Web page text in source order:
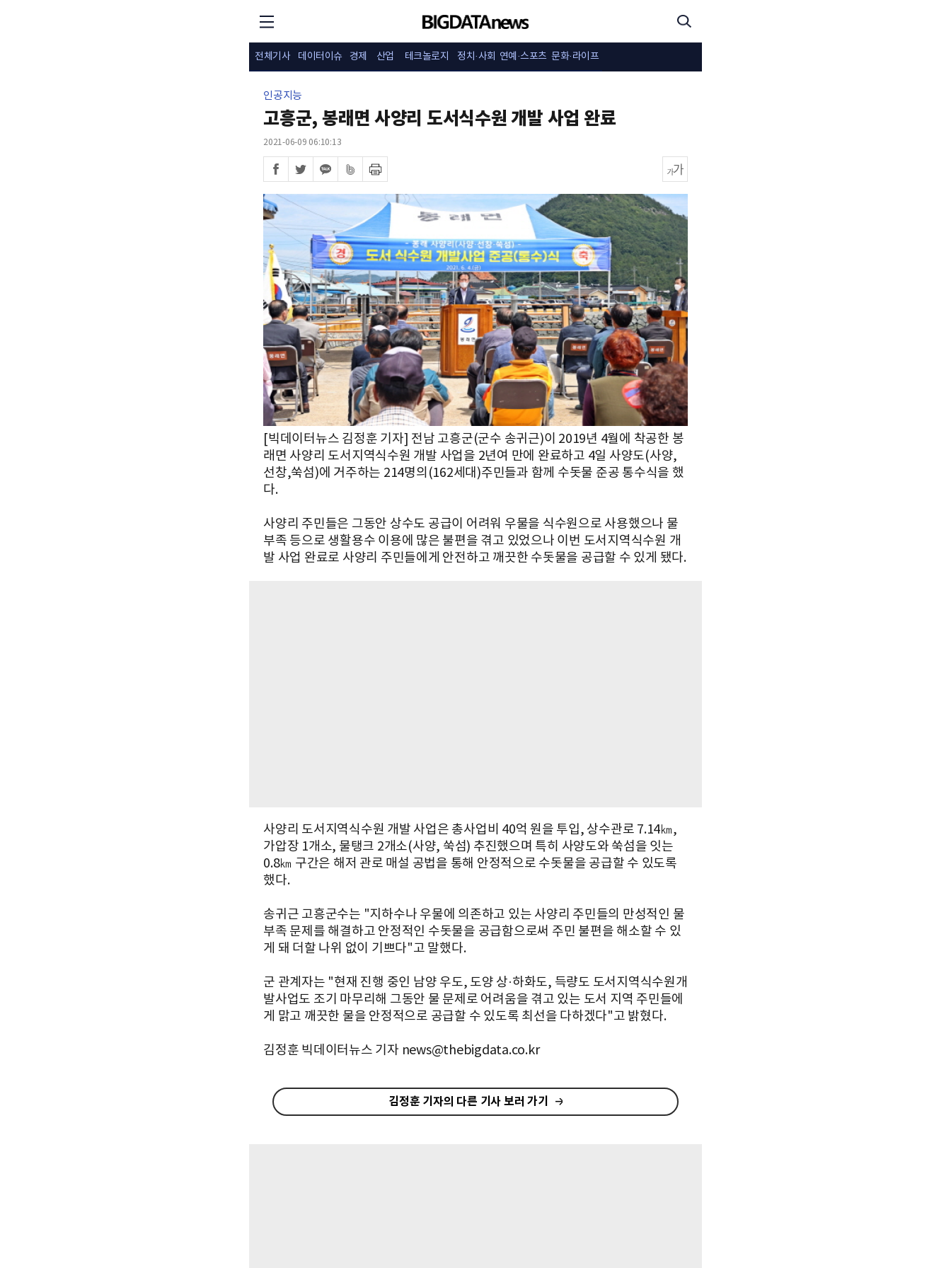
전체기사 데이터이슈 경제 산업 테크놀로지 정치·사회 연예·스포츠 문화·라이프
인공지능
고흥군, 봉래면 사양리 도서식수원 개발 사업 완료
2021-06-09 06:10:13
[빅데이터뉴스 김정훈 기자] 전남 고흥군(군수 송귀근)이 2019년 4월에 착공한 봉
래면 사양리 도서지역식수원 개발 사업을 2년여 만에 완료하고 4일 사양도(사양,
선창,쑥섬)에 거주하는 214명의(162세대)주민들과 함께 수돗물 준공 통수식을 했
다.
사양리 주민들은 그동안 상수도 공급이 어려워 우물을 식수원으로 사용했으나 물
부족 등으로 생활용수 이용에 많은 불편을 겪고 있었으나 이번 도서지역식수원 개
발 사업 완료로 사양리 주민들에게 안전하고 깨끗한 수돗물을 공급할 수 있게 됐다.
사양리 도서지역식수원 개발 사업은 총사업비 40억 원을 투입, 상수관로 7.14㎞,
가압장 1개소, 물탱크 2개소(사양, 쑥섬) 추진했으며 특히 사양도와 쑥섬을 잇는
0.8㎞ 구간은 해저 관로 매설 공법을 통해 안정적으로 수돗물을 공급할 수 있도록
했다.
송귀근 고흥군수는 "지하수나 우물에 의존하고 있는 사양리 주민들의 만성적인 물
부족 문제를 해결하고 안정적인 수돗물을 공급함으로써 주민 불편을 해소할 수 있
게 돼 더할 나위 없이 기쁘다"고 말했다.
군 관계자는 "현재 진행 중인 남양 우도, 도양 상·하화도, 득량도 도서지역식수원개
발사업도 조기 마무리해 그동안 물 문제로 어려움을 겪고 있는 도서 지역 주민들에
게 맑고 깨끗한 물을 안정적으로 공급할 수 있도록 최선을 다하겠다"고 밝혔다.
김정훈 빅데이터뉴스 기자 news@thebigdata.co.kr
김정훈 기자의 다른 기사 보러 가기